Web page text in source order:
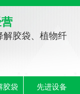
解胶袋、植物纤
胶袋 先进设备